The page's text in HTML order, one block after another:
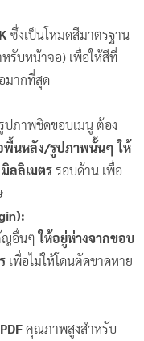
ซึ่งเป็นโหมดสีมาตรฐาน
หรับหน้าจอ) เพื่อให้สีที่
มากที่สุด
ภาพชิดขอบเมนู ต้อง
พื้นหลัง/รูปภาพนั้นๆ ให้
ลลิเมตรรอบด้าน เพื่อ
ญอื่นๆให้อยู่ห่างจากขอบ
เพื่อไม่ให้โดนตัดขาดหาย
PDFคุณภาพสูงสำหรับ